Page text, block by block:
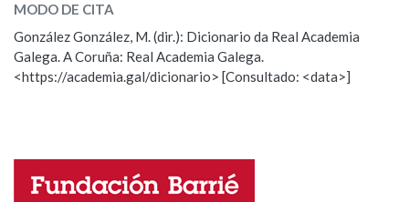
Pertence a
ESCOLLE UNHA OPCIÓN:
Observación Hai un erro na palabra
Propoño mellorar a definición
Nome
MODO DE CITA
González González, M. (dir.): Dicionario da Real Academia
Galega. A Coruña: Real Academia Galega.
<https://academia.gal/dicionario> [Consultado: <data>]